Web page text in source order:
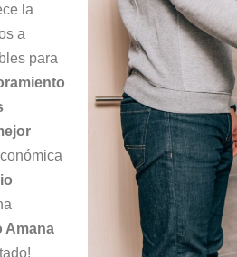
la
a
para
Amana